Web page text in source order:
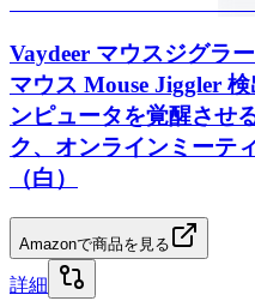
Vaydeer マウスジグラ
マウス Mouse Jiggler
ンピュータを覚醒させ
ク、オンラインミーテ
（白）
Amazonで商品を見る
詳細